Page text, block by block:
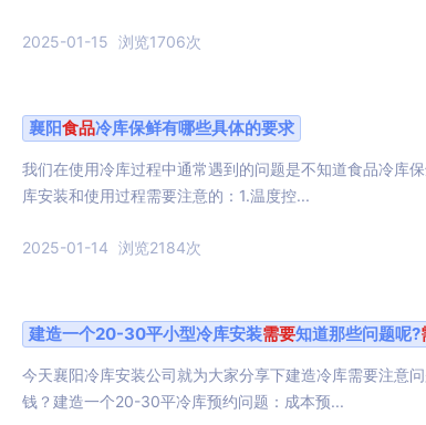
2025-01-15 浏览1706次
襄阳食品冷库保鲜有哪些具体的要求
我们在使用冷库过程中通常遇到的问题是不知道食品冷库
库安装和使用过程需要注意的：1.温度控...
2025-01-14 浏览2184次
建造一个20-30平小型冷库安装需要知道那些问题呢?
今天襄阳冷库安装公司就为大家分享下建造冷库需要注意
钱？建造一个20-30平冷库预约问题：成本预...